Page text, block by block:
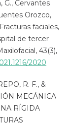
G., Cervantes
Orozco,
faciales,
de tercer
43(3),
2020
R. F., &
MECÁNICA
RÍGIDA